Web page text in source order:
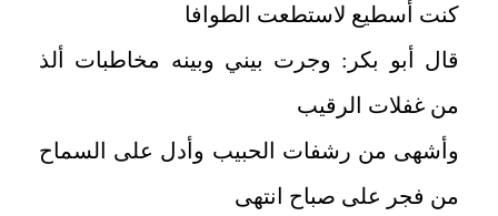
كنت أسطيع لاستطعت الطوافا
قال أبو بكر: وجرت بيني وبينه مخاطبات ألذ
من غفلات الرقيب
وأشهى من رشفات الحبيب وأدل على السماح
من فجر على صباح انتهى